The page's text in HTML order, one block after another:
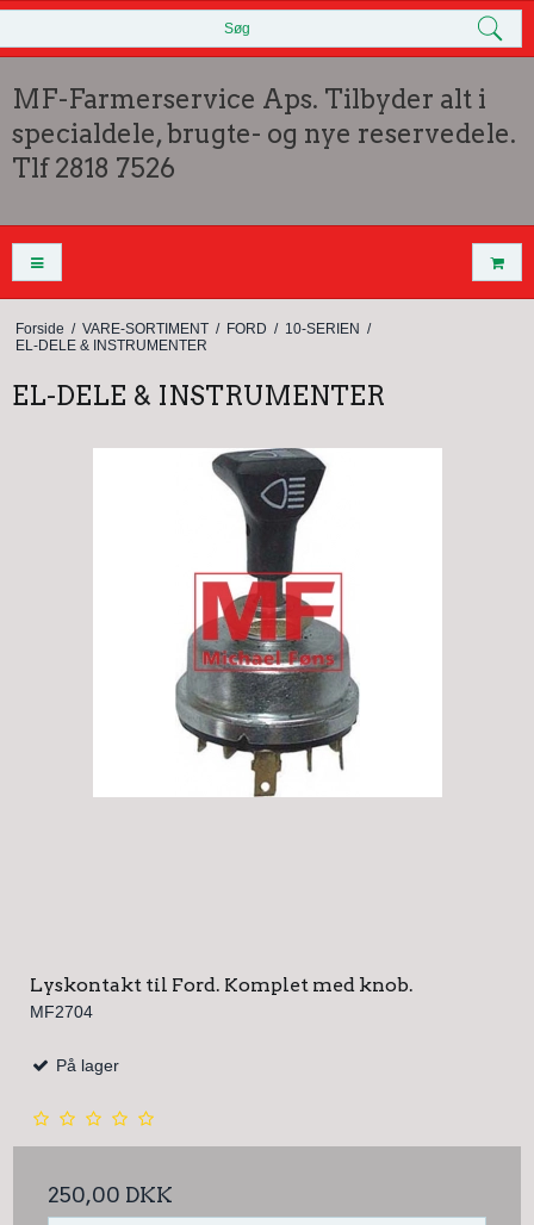
Søg
MF-Farmerservice Aps. Tilbyder alt i
specialdele, brugte- og nye reservedele.
Tlf 2818 7526
Forside / VARE-SORTIMENT / FORD / 10-SERIEN /
EL-DELE & INSTRUMENTER
EL-DELE & INSTRUMENTER
Lyskontakt til Ford. Komplet med knob.
MF2704
På lager
250,00 DKK